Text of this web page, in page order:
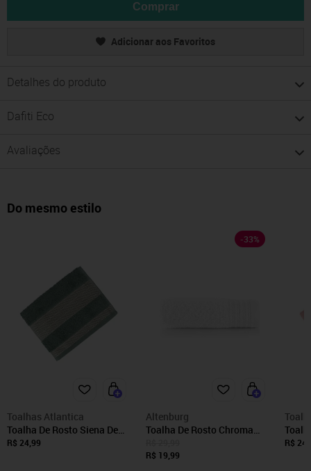
Comprar
Adicionar aos Favoritos
Detalhes do produto
Dafiti Eco
Avaliações
Do mesmo estilo
Toalhas Atlantica
Toalha De Rosto Siena De
Algodão Atlantica Verde
R$ 24,99
-33%
Altenburg
Toalha De Rosto Chroma
R$ 19,99
R$